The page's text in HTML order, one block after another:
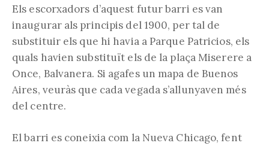
Els escorxadors d’aquest futur barri es van
inaugurar als principis del 1900, per tal de
substituir els que hi havia a Parque Patricios, els
quals havien substituït els de la plaça Miserere a
Once, Balvanera. Si agafes un mapa de Buenos
Aires, veuràs que cada vegada s’allunyaven més
del centre.
El barri es coneixia com la Nueva Chicago, fent